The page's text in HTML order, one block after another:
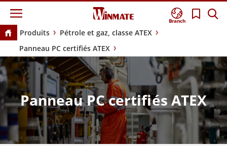
Branch
Produits
Pétrole et gaz, classe ATEX
Panneau PC certifiés ATEX
Panneau PC certifiés ATEX